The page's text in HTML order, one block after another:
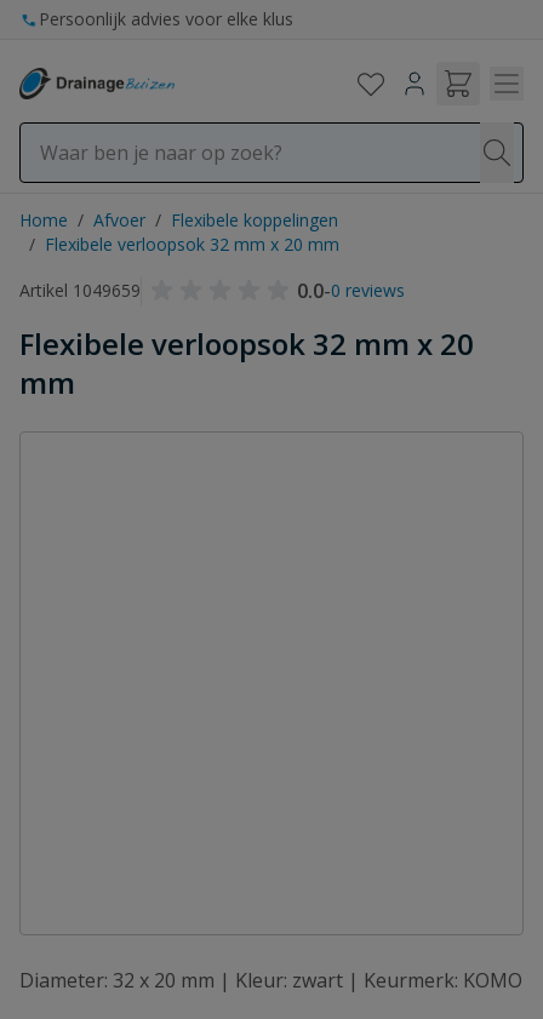
Ga naar de inhoud
Persoonlijk advies voor elke klus
Home / Afvoer / Flexibele koppelingen
/ Flexibele verloopsok 32 mm x 20 mm
Artikel 1049659
0.0-0 reviews
Flexibele verloopsok 32 mm x 20
mm
Diameter: 32 x 20 mm | Kleur: zwart | Keurmerk: KOMO